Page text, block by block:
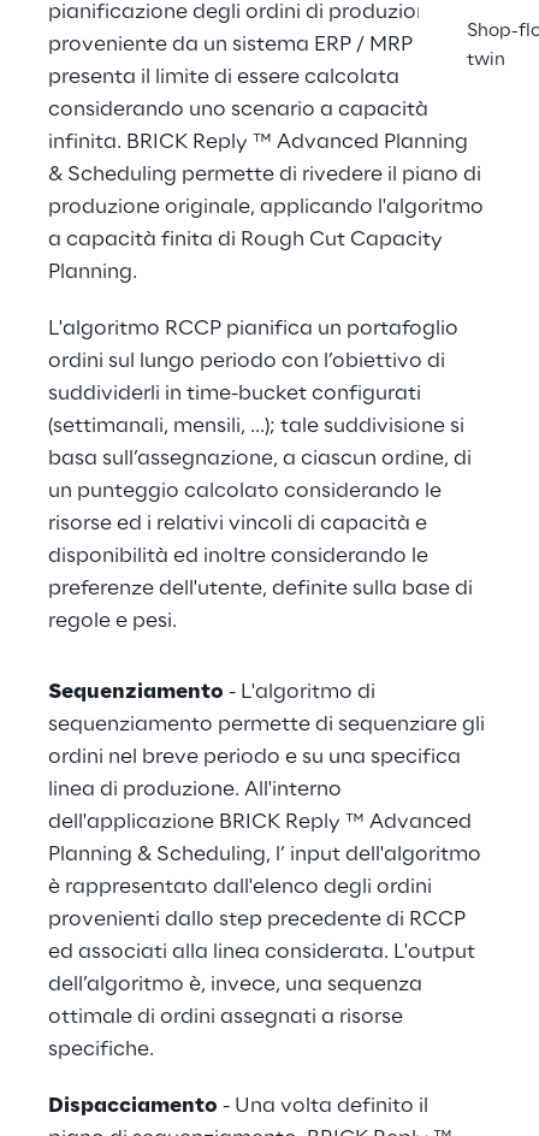
Shop-
twin
pianificazione degli ordini di produzione
proveniente da un sistema ERP / MRP
presenta il limite di essere calcolata
considerando uno scenario a capacità
infinita. BRICK Reply ™ Advanced Planning
& Scheduling permette di rivedere il piano di
produzione originale, applicando l'algoritmo
a capacità finita di Rough Cut Capacity
Planning.
L'algoritmo RCCP pianifica un portafoglio
ordini sul lungo periodo con l’obiettivo di
suddividerli in time-bucket configurati
(settimanali, mensili, ...); tale suddivisione si
basa sull’assegnazione, a ciascun ordine, di
un punteggio calcolato considerando le
risorse ed i relativi vincoli di capacità e
disponibilità ed inoltre considerando le
preferenze dell'utente, definite sulla base di
regole e pesi.
Sequenziamento - L'algoritmo di
sequenziamento permette di sequenziare gli
ordini nel breve periodo e su una specifica
linea di produzione. All'interno
dell'applicazione BRICK Reply ™ Advanced
Planning & Scheduling, l’ input dell'algoritmo
è rappresentato dall'elenco degli ordini
provenienti dallo step precedente di RCCP
ed associati alla linea considerata. L'output
dell’algoritmo è, invece, una sequenza
ottimale di ordini assegnati a risorse
specifiche.
Dispacciamento - Una volta definito il